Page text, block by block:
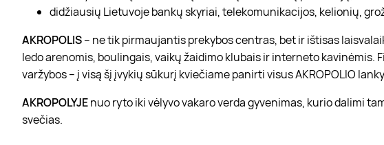
didžiausių Lietuvoje bankų skyriai, telekomunikacijos, kelionių,
AKROPOLIS– ne tik pirmaujantis prekybos centras, bet ir ištisas
ledo arenomis, boulingais, vaikų žaidimo klubais ir interneto kavinėmis.
varžybos – į visą šį įvykių sūkurį kviečiame panirti visus AKROPOLIO
AKROPOLYJEnuo ryto iki vėlyvo vakaro verda gyvenimas, kurio dalimi
svečias.